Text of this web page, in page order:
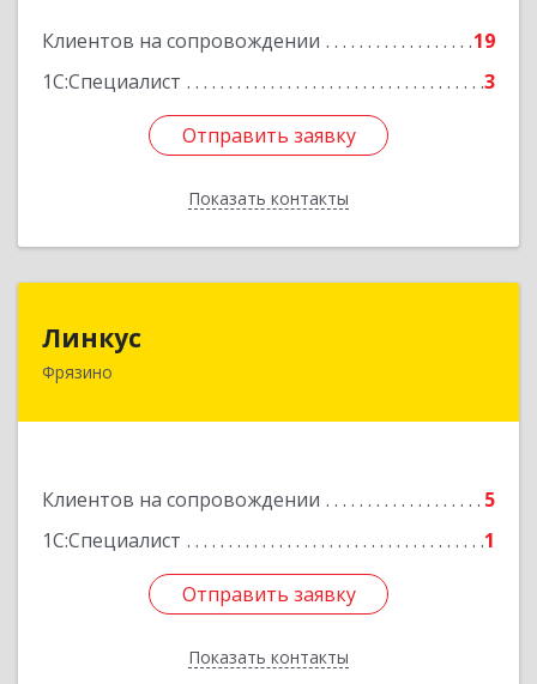
Клиентов на сопровождении
19
1С:Специалист
3
Отправить заявку
Показать контакты
Отправить заявку
Назад
Линкус
Фрязино
Клиентов на сопровождении
5
1С:Специалист
1
Отправить заявку
Показать контакты
141191, Московская обл, Фрязино г, Ленина ул,
Отправить заявку
Назад